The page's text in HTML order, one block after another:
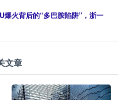
爆火背后的“多巴胺陷阱”，浙一
文章